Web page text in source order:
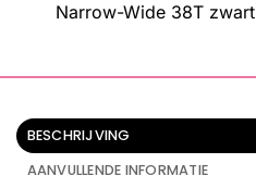
Narrow-Wide 38T zwart
BESCHRIJVING
AANVULLENDE INFORMATIE